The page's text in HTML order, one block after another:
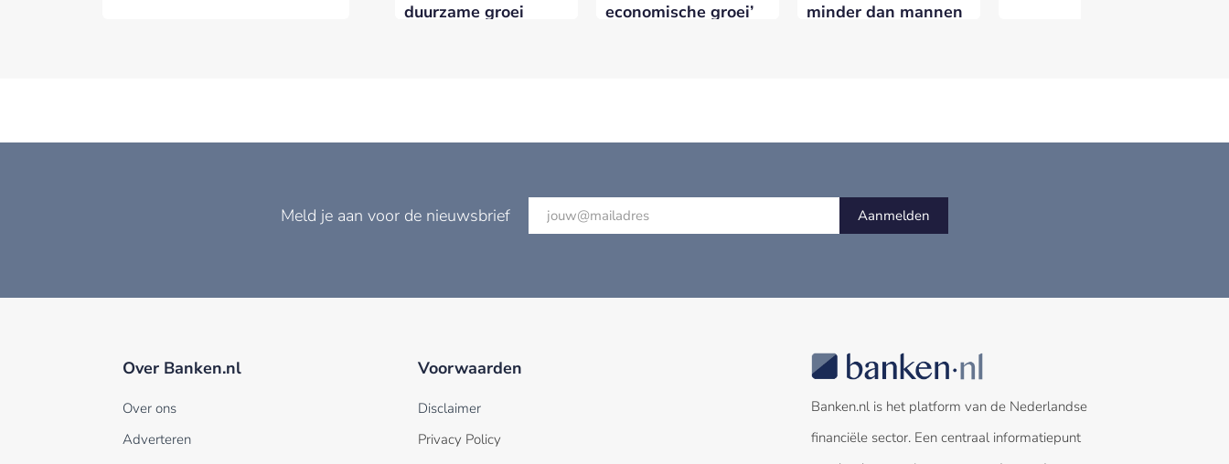
duurzame groei
economische groei’
minder dan mannen
Meld je aan voor de nieuwsbrief Aanmelden
Over Banken.nl
Over ons
Adverteren
Voorwaarden
Disclaimer
Privacy Policy
Banken.nl is het platform van de Nederlandse
financiële sector. Een centraal informatiepunt